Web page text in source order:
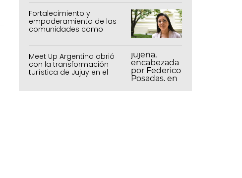
Fortalecimiento y
empoderamiento de las
comunidades como
Meet Up Argentina abrió
con la transformación
turística de Jujuy en el